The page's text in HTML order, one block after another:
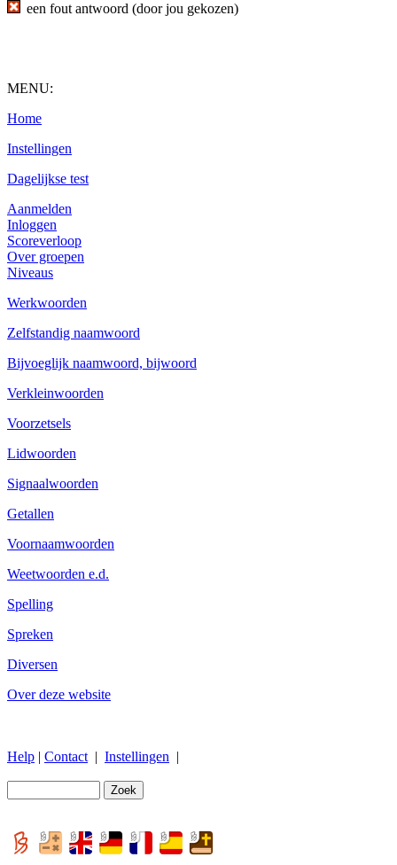
een fout antwoord (door jou gekozen)
MENU:
Home
Instellingen
Dagelijkse test
Aanmelden
Inloggen
Scoreverloop
Over groepen
Niveaus
Werkwoorden
Zelfstandig naamwoord
Bijvoeglijk naamwoord, bijwoord
Verkleinwoorden
Voorzetsels
Lidwoorden
Signaalwoorden
Getallen
Voornaamwoorden
Weetwoorden e.d.
Spelling
Spreken
Diversen
Over deze website
Help | Contact | Instellingen |